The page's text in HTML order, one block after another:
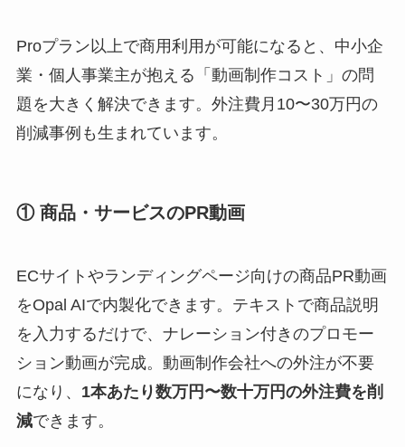
Proプラン以上で商用利用が可能になると、中小企
業・個人事業主が抱える「動画制作コスト」の問
題を大きく解決できます。外注費月10〜30万円の
削減事例も生まれています。
① 商品・サービスのPR動画
ECサイトやランディングページ向けの商品PR動画
をOpal AIで内製化できます。テキストで商品説明
を入力するだけで、ナレーション付きのプロモー
ション動画が完成。動画制作会社への外注が不要
になり、 1本あたり数万円〜数十万円の外注費を削
減できます。